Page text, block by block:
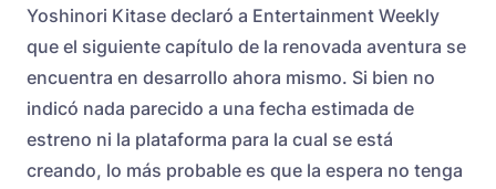
Yoshinori Kitase declaró a Entertainment Weekly
que el siguiente capítulo de la renovada aventura se
encuentra en desarrollo ahora mismo. Si bien no
indicó nada parecido a una fecha estimada de
estreno ni la plataforma para la cual se está
creando, lo más probable es que la espera no tenga